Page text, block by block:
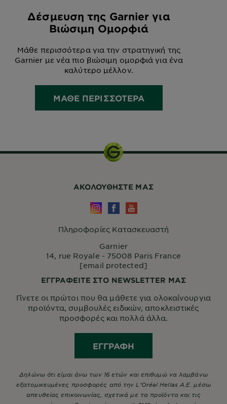
Δέσμευση της Garnier για
Βιώσιμη Ομορφιά
Μάθε περισσότερα για την στρατηγική της
Garnier με νέα πιο βιώσιμη ομορφιά για ένα
καλύτερο μέλλον.
ΜΑΘΕ ΠΕΡΙΣΣΟΤΕΡΑ
ΑΚΟΛΟΥΘHΣΤΕ ΜΑΣ
Πληροφορίες Κατασκευαστή
Garnier
14, rue Royale - 75008 Paris France
[email protected]
ΕΓΓΡΑΦΕΙΤΕ ΣΤΟ NEWSLETTER ΜΑΣ
Γίνετε οι πρώτοι που θα μάθετε για ολοκαίνουργια
προϊόντα, συμβουλές ειδικών, αποκλειστικές
προσφορές και πολλά άλλα.
ΕΓΓΡΑΦΉ
Δηλώνω ότι είμαι άνω των 16 ετών και επιθυμώ να λαμβάνω
εξατομικευμένες προσφορές από την L’Oréal Hellas A.E. μέσω
απευθείας επικοινωνίας, σχετικά με τα προϊόντα και τις